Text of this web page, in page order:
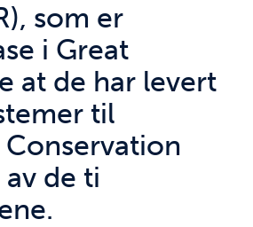
som er
i Great
at de har levert
til
de ti